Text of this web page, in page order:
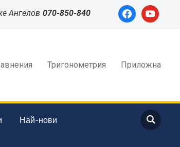
facebookyoutube
Ангелов 070-850-840
Тригонометрия Приложна
Най-нови